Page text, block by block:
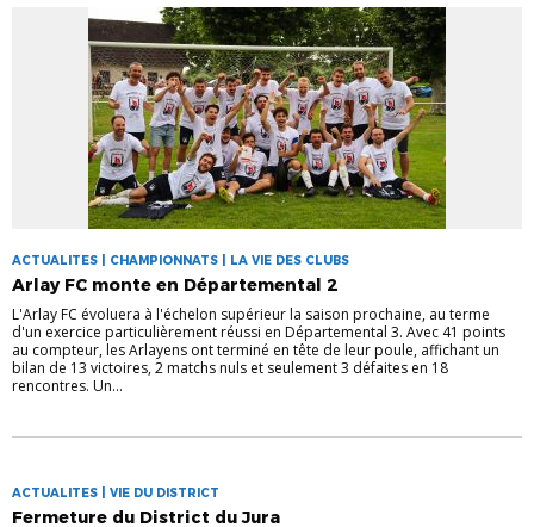
ACTUALITES | CHAMPIONNATS | LA VIE DES CLUBS
Arlay FC monte en Départemental 2
L'Arlay FC évoluera à l'échelon supérieur la saison prochaine, au terme
d'un exercice particulièrement réussi en Départemental 3. Avec 41 points
au compteur, les Arlayens ont terminé en tête de leur poule, affichant un
bilan de 13 victoires, 2 matchs nuls et seulement 3 défaites en 18
rencontres. Un...
ACTUALITES | VIE DU DISTRICT
Fermeture du District du Jura